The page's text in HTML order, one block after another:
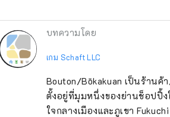
บทความโดย
เกม Schaft LLC
Bouton/Bōkakuan เป็นร้าน
ตั้งอยู่ที่มุมหนึ่งของย่านช็อปปิ้ง
ใจกลางเมืองและภูเขา